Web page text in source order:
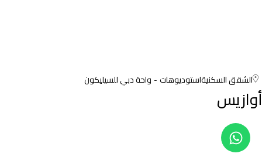
الشقق السكنيةاستوديوهات واحة دبي للسيليكون
أوازيس